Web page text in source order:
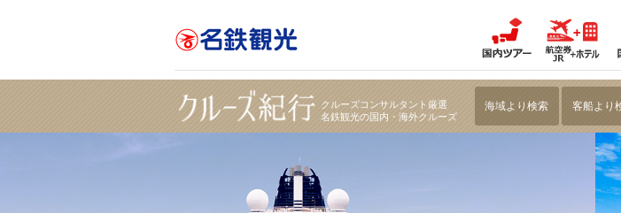
ラグジュアリー客船「エクスプローラ II」で航く 【添乗員同行】珠玉のアドリア海とエーゲ海クル
クルーズコンサルタント厳選
名鉄観光の国内・海外クルーズ
海域より検索 客船より